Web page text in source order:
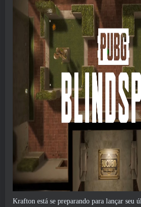
Krafton está se preparando para lançar seu